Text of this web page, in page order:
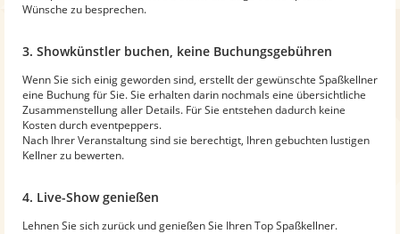
Wünsche zu besprechen.
3. Showkünstler buchen, keine Buchungsgebühren
Wenn Sie sich einig geworden sind, erstellt der gewünschte Spaßkellner
eine Buchung für Sie. Sie erhalten darin nochmals eine übersichtliche
Zusammenstellung aller Details. Für Sie entstehen dadurch keine
Kosten durch eventpeppers.
Nach Ihrer Veranstaltung sind sie berechtigt, Ihren gebuchten lustigen
Kellner zu bewerten.
4. Live-Show genießen
Lehnen Sie sich zurück und genießen Sie Ihren Top Spaßkellner.